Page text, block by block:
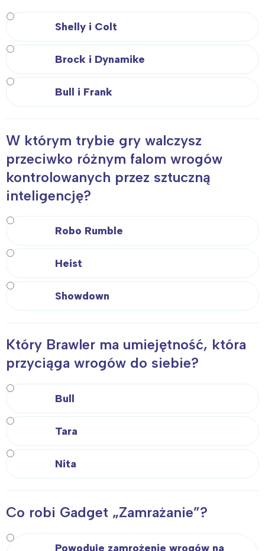
Shelly i Colt
Brock i Dynamike
Bull i Frank
W którym trybie gry walczysz
przeciwko różnym falom wrogów
kontrolowanych przez sztuczną
inteligencję?
Robo Rumble
Heist
Showdown
Który Brawler ma umiejętność, która
przyciąga wrogów do siebie?
Bull
Tara
Nita
Co robi Gadget „Zamrażanie”?
Powoduje zamrożenie wrogów na
Warszawa
Trójmiasto
Poznań
Śląsk
Południe
Północ